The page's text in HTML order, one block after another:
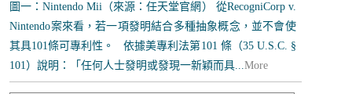
圖一：Nintendo Mii（來源：任天堂官網） 從RecogniCorp v.
Nintendo案來看，若一項發明結合多種抽象概念，並不會使
其具101條可專利性。 依據美專利法第101 條（35 U.S.C. §
101）說明：「任何人士發明或發現一新穎而具...More